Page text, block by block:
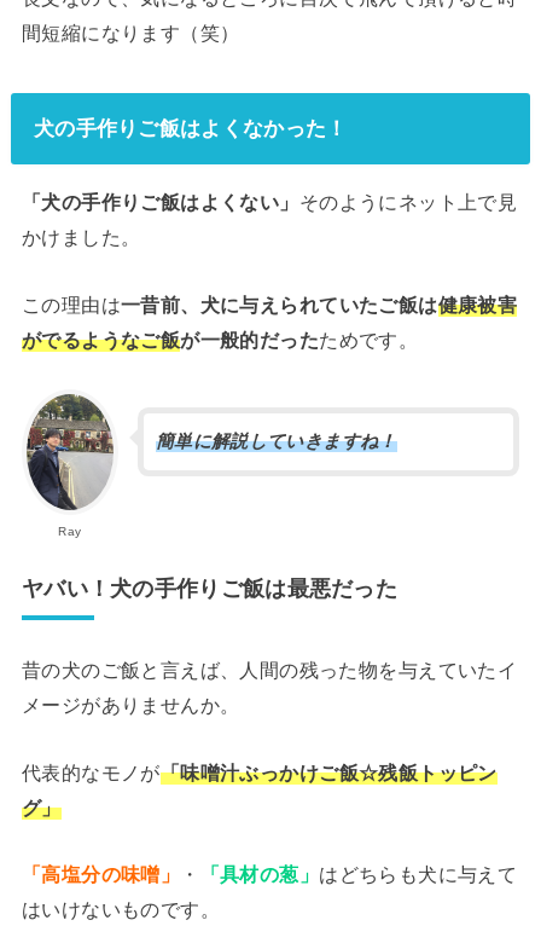
間短縮になります（笑）
犬の手作りご飯はよくなかった！
「犬の手作りご飯はよくない」 そのようにネット上で見
かけました。
この理由は一昔前、犬に与えられていたご飯は健康被害
がでるようなご飯が一般的だったためです。
Ray
簡単に解説していきますね！
ヤバい！犬の手作りご飯は最悪だった
昔の犬のご飯と言えば、人間の残った物を与えていたイ
メージがありませんか。
代表的なモノが「味噌汁ぶっかけご飯☆残飯トッピン
グ」
「高塩分の味噌」 ・ 「具材の葱」 はどちらも犬に与えて
はいけないものです。